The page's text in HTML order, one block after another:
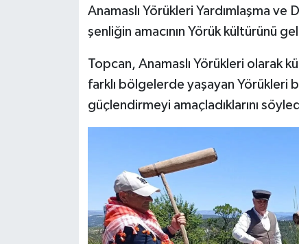
Anamaslı Yörükleri Yardımlaşma ve
şenliğin amacının Yörük kültürünü
Topcan, Anamaslı Yörükleri olarak
farklı bölgelerde yaşayan
güçlendirmeyi amaçladıklarını